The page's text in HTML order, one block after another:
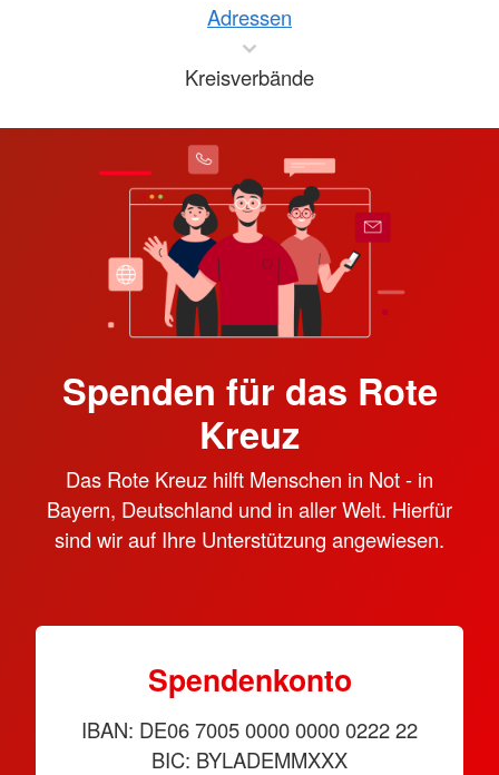
Adressen
Kreisverbände
Spenden für das Rote
Kreuz
Das Rote Kreuz hilft Menschen in Not - in
Bayern, Deutschland und in aller Welt. Hierfür
sind wir auf Ihre Unterstützung angewiesen.
Spendenkonto
IBAN: DE06 7005 0000 0000 0222 22
BIC: BYLADEMMXXX